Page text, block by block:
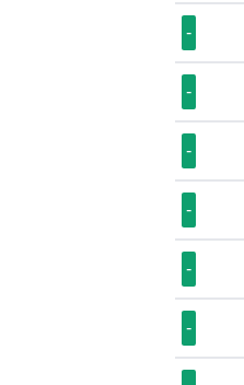
-
-
-
-
-
-